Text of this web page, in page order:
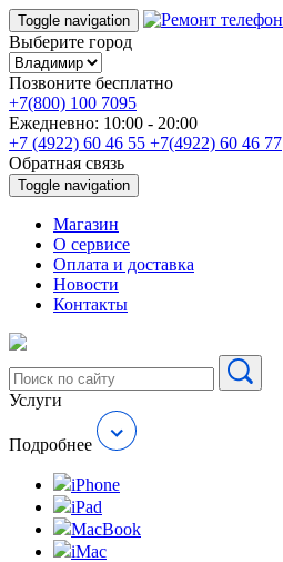
Toggle navigation
Выберите город
Позвоните бесплатно
+7(800) 100 7095
Ежедневно: 10:00 - 20:00
+7 (4922) 60 46 55 +7(4922) 60 46 77
Обратная связь
Toggle navigation
Магазин
О cервисе
Оплата и доставка
Новости
Контакты
Услуги
Подробнее
iPhone
iPad
MacBook
iMac